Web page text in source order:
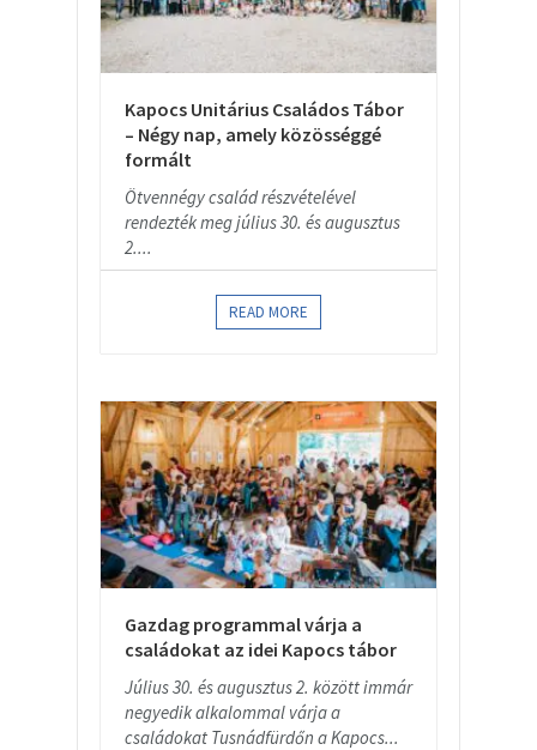
Kapocs Unitárius Családos Tábor
– Négy nap, amely közösséggé
formált
Ötvennégy család részvételével
rendezték meg július 30. és augusztus
2....
READ MORE
Gazdag programmal várja a
családokat az idei Kapocs tábor
Július 30. és augusztus 2. között immár
negyedik alkalommal várja a
családokat Tusnádfürdőn a Kapocs...